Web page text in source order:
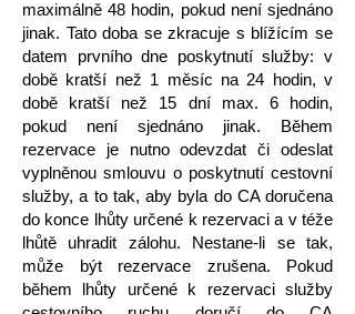
maximálně 48 hodin, pokud není sjednáno
jinak. Tato doba se zkracuje s blížícím se
datem prvního dne poskytnutí služby: v
době kratší než 1 měsíc na 24 hodin, v
době kratší než 15 dní max. 6 hodin,
pokud není sjednáno jinak. Během
rezervace je nutno odevzdat či odeslat
vyplněnou smlouvu o poskytnutí cestovní
služby, a to tak, aby byla do CA doručena
do konce lhůty určené k rezervaci a v téže
lhůtě uhradit zálohu. Nestane-li se tak,
může být rezervace zrušena. Pokud
během lhůty určené k rezervaci služby